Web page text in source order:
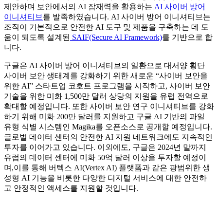
제안하며 보안에서의 AI 잠재력을 활용하는 AI 사이버 방어
이니셔티브 를 발족하였습니다. AI 사이버 방어 이니셔티브는
조직이 기본적으로 안전한 AI 도구 및 제품을 구축하는 데 도
움이 되도록 설계된 SAIF(Secure AI Framework)를 기반으로 합
니다.
구글은 AI 사이버 방어 이니셔티브의 일환으로 대서양 횡단
사이버 보안 생태계를 강화하기 위한 새로운 “사이버 보안을
위한 AI” 스타트업 코호트 프로그램을 시작하고, 사이버 보안
기술을 위한 미화 1,500만 달러 상당의 지원을 유럽 전역으로
확대할 예정입니다. 또한 사이버 보안 연구 이니셔티브를 강화
하기 위해 미화 200만 달러를 지원하고 구글 AI 기반의 파일
유형 식별 시스템인 Magika를 오픈소스로 공개할 예정입니다.
글로벌 데이터 센터의 안전한 AI 지원 네트워크에도 지속적인
투자를 이어가고 있습니다. 이외에도, 구글은 2024년 말까지
유럽의 데이터 센터에 미화 50억 달러 이상을 투자할 예정이
며,이를 통해 버텍스 AI(Vertex AI) 플랫폼과 같은 광범위한 생
성형 AI 기능을 비롯한 다양한 디지털 서비스에 대한 안전하
고 안정적인 액세스를 지원할 것입니다.